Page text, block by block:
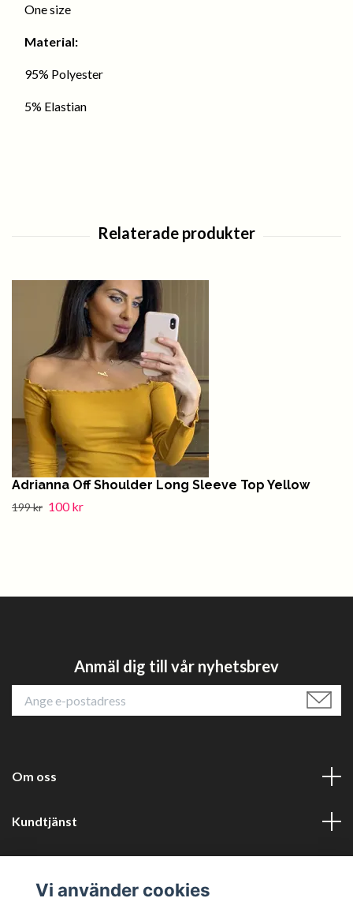
One size
Material:
95% Polyester
5% Elastian
Adrianna Off Shoulder Long Sleeve Top Yellow
199 kr 100 kr
Anmäl dig till vår nyhetsbrev
Om oss
Kundtjänst
Vi använder cookies